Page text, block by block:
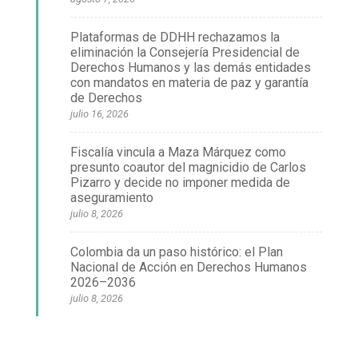
Plataformas de DDHH rechazamos la
eliminación la Consejería Presidencial de
Derechos Humanos y las demás entidades
con mandatos en materia de paz y garantía
de Derechos
julio 16, 2026
Fiscalía vincula a Maza Márquez como
presunto coautor del magnicidio de Carlos
Pizarro y decide no imponer medida de
aseguramiento
julio 8, 2026
Colombia da un paso histórico: el Plan
Nacional de Acción en Derechos Humanos
2026–2036
julio 8, 2026